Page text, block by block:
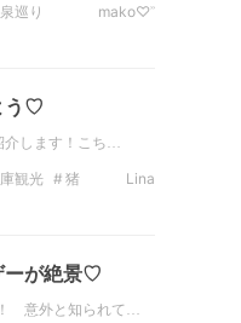
巡り
mako♡︎ʾʾ
う♡
介します！こち…
観光
猪
Lina
ーが絶景♡
！ 意外と知られて…